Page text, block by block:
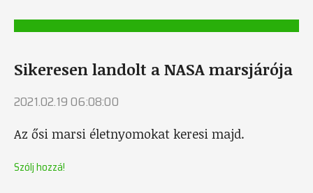
Sikeresen landolt a NASA marsjárója
2021.02.19 06:08:00
Az ősi marsi életnyomokat keresi majd.
Szólj hozzá!